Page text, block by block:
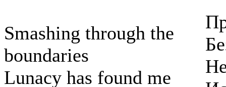
Smashing through the
boundaries
Lunacy has found me